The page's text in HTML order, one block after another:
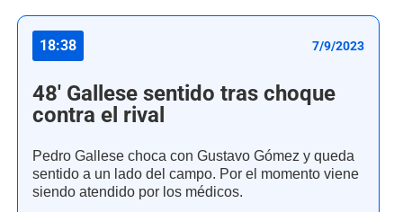
18:38 7/9/2023
48' Gallese sentido tras choque
contra el rival
Pedro Gallese choca con Gustavo Gómez y queda
sentido a un lado del campo. Por el momento viene
siendo atendido por los médicos.